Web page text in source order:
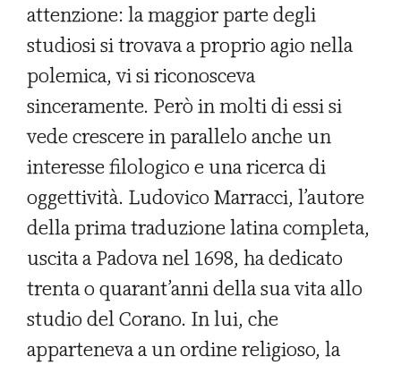
attenzione: la maggior parte degli
studiosi si trovava a proprio agio nella
polemica, vi si riconosceva
sinceramente. Però in molti di essi si
vede crescere in parallelo anche un
interesse filologico e una ricerca di
oggettività. Ludovico Marracci, l’autore
della prima traduzione latina completa,
uscita a Padova nel 1698, ha dedicato
trenta o quarant’anni della sua vita allo
studio del Corano. In lui, che
apparteneva a un ordine religioso, la